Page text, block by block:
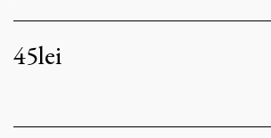
45lei